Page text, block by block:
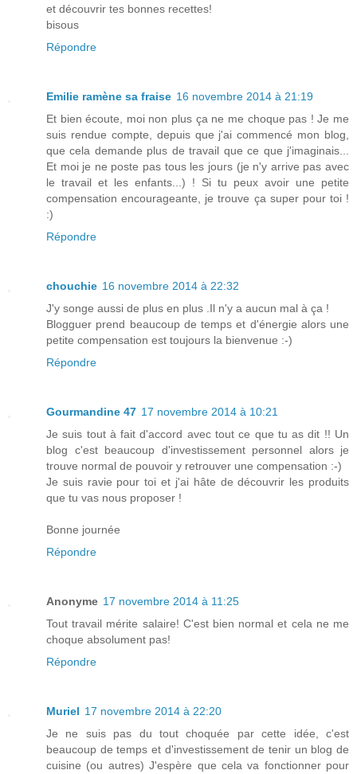
et découvrir tes bonnes recettes!
bisous
Répondre
Emilie ramène sa fraise 16 novembre 2014 à 21:19
Et bien écoute, moi non plus ça ne me choque pas ! Je me
suis rendue compte, depuis que j'ai commencé mon blog,
que cela demande plus de travail que ce que j'imaginais...
Et moi je ne poste pas tous les jours (je n'y arrive pas avec
le travail et les enfants...) ! Si tu peux avoir une petite
compensation encourageante, je trouve ça super pour toi !
:)
Répondre
chouchie 16 novembre 2014 à 22:32
J'y songe aussi de plus en plus .Il n'y a aucun mal à ça !
Blogguer prend beaucoup de temps et d'énergie alors une
petite compensation est toujours la bienvenue :-)
Répondre
Gourmandine 47 17 novembre 2014 à 10:21
Je suis tout à fait d'accord avec tout ce que tu as dit !! Un
blog c'est beaucoup d'investissement personnel alors je
trouve normal de pouvoir y retrouver une compensation :-)
Je suis ravie pour toi et j'ai hâte de découvrir les produits
que tu vas nous proposer !
Bonne journée
Répondre
Anonyme 17 novembre 2014 à 11:25
Tout travail mérite salaire! C'est bien normal et cela ne me
choque absolument pas!
Répondre
Muriel 17 novembre 2014 à 22:20
Je ne suis pas du tout choquée par cette idée, c'est
beaucoup de temps et d'investissement de tenir un blog de
cuisine (ou autres) J'espère que cela va fonctionner pour